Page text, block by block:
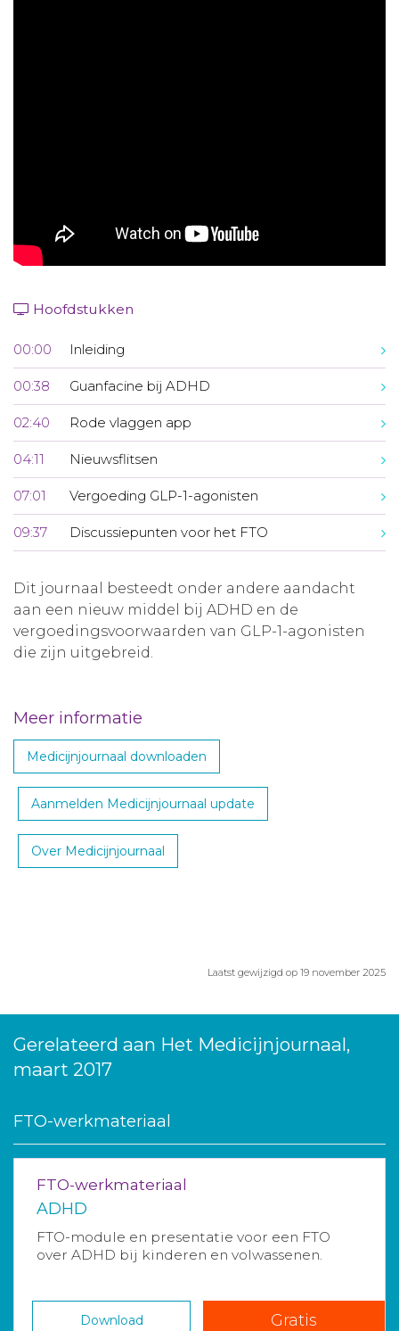
Hoofdstukken
00:00 Inleiding
00:38 Guanfacine bij ADHD
02:40 Rode vlaggen app
04:11 Nieuwsflitsen
07:01 Vergoeding GLP-1-agonisten
09:37 Discussiepunten voor het FTO
Dit journaal besteedt onder andere aandacht
aan een nieuw middel bij ADHD en de
vergoedingsvoorwaarden van GLP-1-agonisten
die zijn uitgebreid.
Meer informatie
Medicijnjournaal downloaden
Aanmelden Medicijnjournaal update
Over Medicijnjournaal
Laatst gewijzigd op 19 november 2025
Gerelateerd aan Het Medicijnjournaal,
maart 2017
FTO-werkmateriaal
FTO-werkmateriaal
ADHD
FTO-module en presentatie voor een FTO
over ADHD bij kinderen en volwassenen.
Download Gratis